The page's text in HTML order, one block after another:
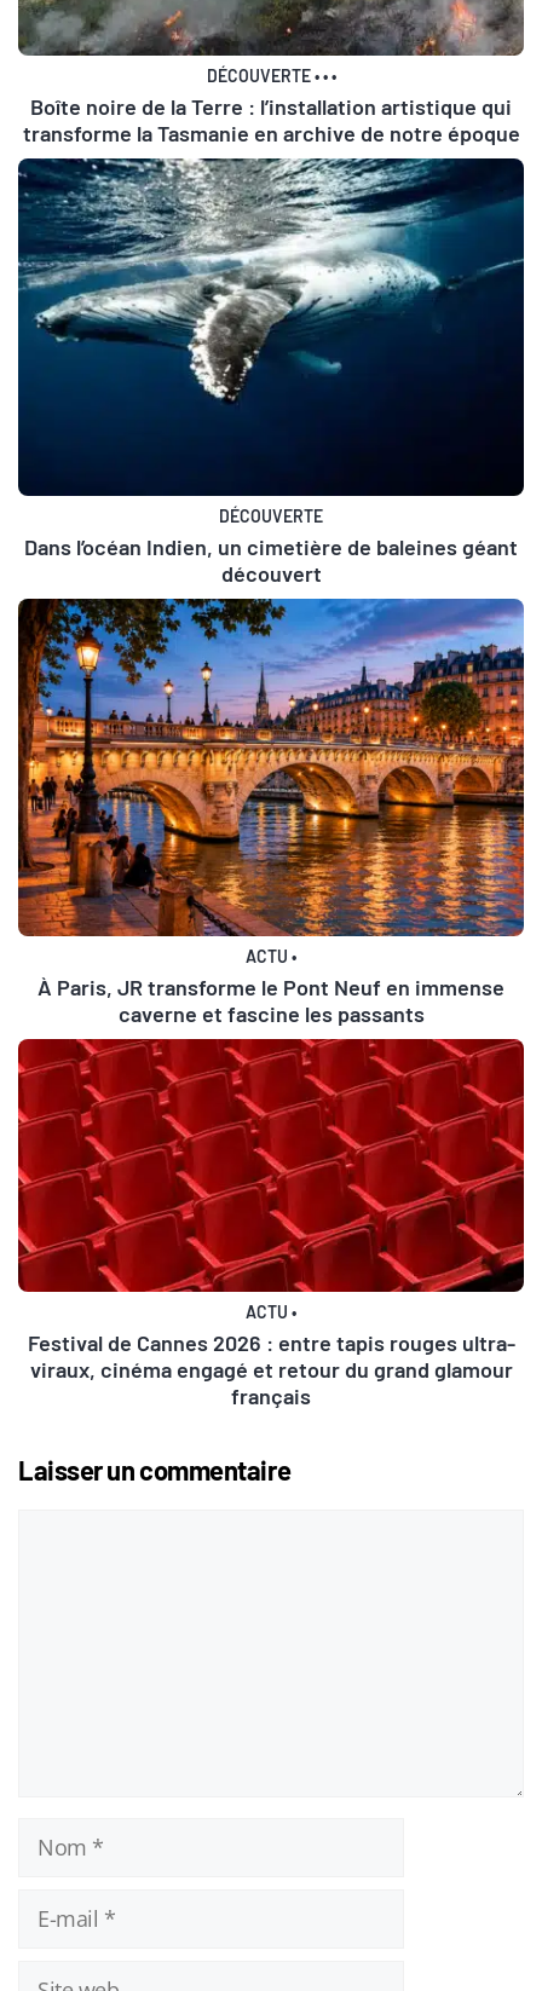
DÉCOUVERTE•••
Boîte noire de la Terre : l’installation artistique qui
transforme la Tasmanie en archive de notre époque
DÉCOUVERTE
Dans l’océan Indien, un cimetière de baleines géant
découvert
ACTU •
À Paris, JR transforme le Pont Neuf en immense
caverne et fascine les passants
ACTU •
Festival de Cannes 2026 : entre tapis rouges ultra-
viraux, cinéma engagé et retour du grand glamour
français
Laisser un commentaire
Nom
mail
Site